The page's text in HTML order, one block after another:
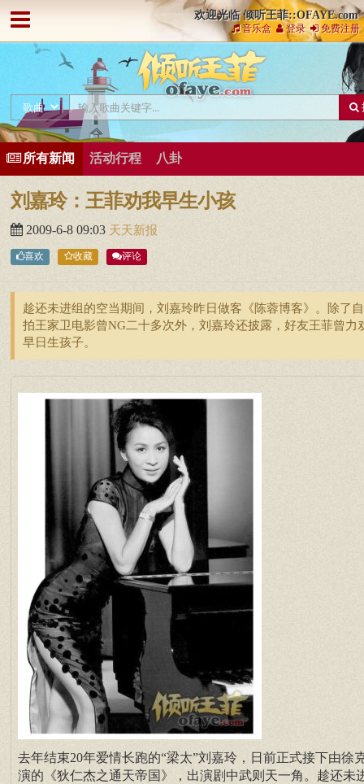
欢迎光临 倾听王菲::OFAYE.com
音乐盒 登录 免费注册
所有新闻 活动行程 八卦
刘嘉玲：王菲劝我早生小孩
2009-6-8 09:03 天天新报
喜欢 收藏 评论
趁还未进组的空当期间，刘嘉玲昨日做客《陈蓉博客》。除了
拍王家卫电影曾NG二十多次外，刘嘉玲还披露，好友王菲曾力
早日生孩子。
去年结束20年爱情长跑的“梁太”刘嘉玲，日前正式接下由徐
演的《狄仁杰之通天帝国》，出演剧中武则天一角。趁还未